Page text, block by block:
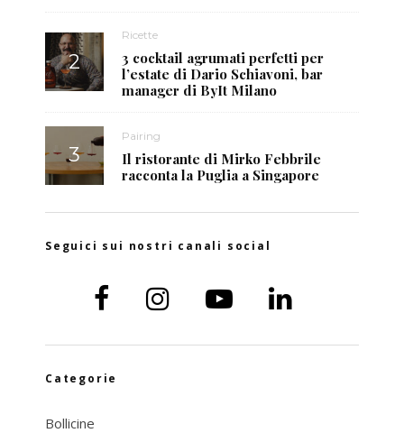
Ricette
3 cocktail agrumati perfetti per
l’estate di Dario Schiavoni, bar
manager di ByIt Milano
Pairing
Il ristorante di Mirko Febbrile
racconta la Puglia a Singapore
Seguici sui nostri canali social
Categorie
Bollicine